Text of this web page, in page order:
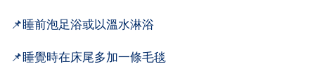
📌睡前泡足浴或以溫水淋浴
📌睡覺時在床尾多加一條毛毯